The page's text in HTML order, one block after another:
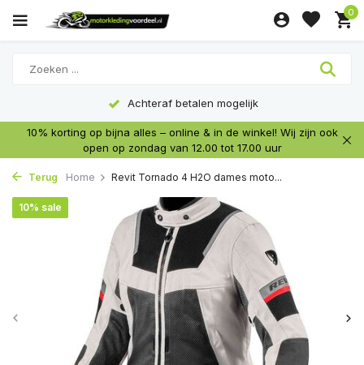
0
Achteraf betalen mogelijk
10% korting op bijna alles – online & in de winkel! Wij zijn ook
open op zondag van 12.00 tot 17.00 uur
Terug Home Revit Tornado 4 H2O dames moto...
10% sale